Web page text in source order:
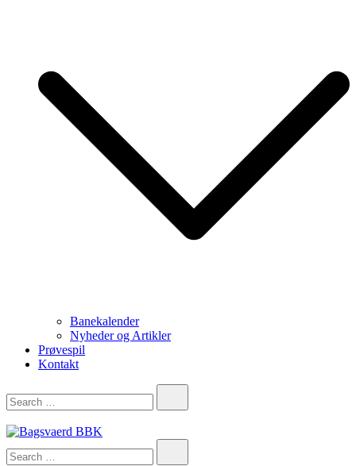
Banekalender
Nyheder og Artikler
Prøvespil
Kontakt
Bagsvaerd BBK